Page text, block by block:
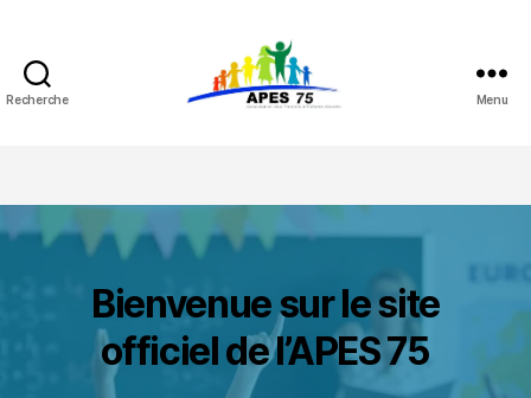
Recherche Menu
Bienvenue sur le site
officiel de l’APES 75